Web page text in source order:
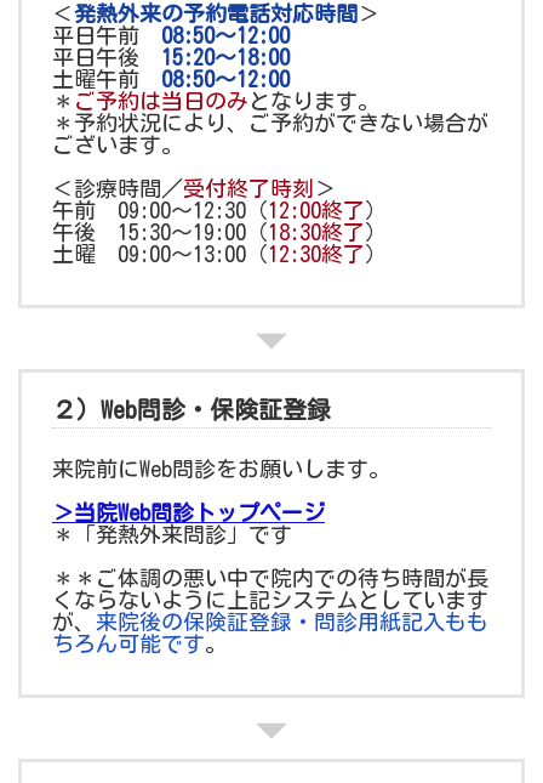
＜発熱外来の予約電話対応時間 ＞
平日午前 08:50～12:00
平日午後 15:20～18:00
土曜午前 08:50～12:00
＊ ご予約は当日のみ となります。
＊予約状況により、ご予約ができない場合が
ございます。
＜診療時間／受付終了時刻 ＞
午前 09:00～12:30（12:00終了）
午後 15:30～19:00（18:30終了）
土曜 09:00～13:00（12:30終了）
２）Web問診・保険証登録
来院前にWeb問診をお願いします。
＞当院Web問診トップページ
＊「発熱外来問診」です
＊＊ご体調の悪い中で院内での待ち時間が長
くならないように上記システムとしています
が、 来院後の保険証登録・問診用紙記入もも
ちろん可能です。